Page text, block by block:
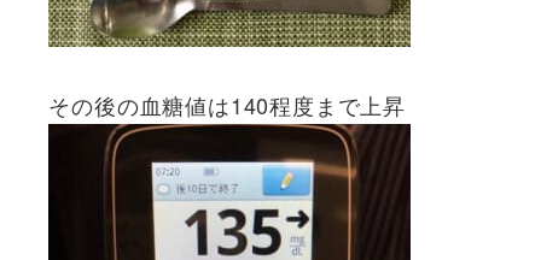
その後の血糖値は140程度まで上昇